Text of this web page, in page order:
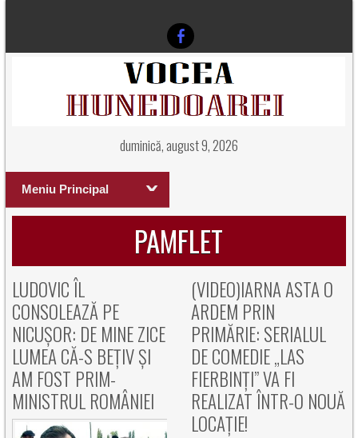
duminică, august 9, 2026
Meniu Principal
PAMFLET
LUDOVIC ÎL
CONSOLEAZĂ PE
NICUȘOR: DE MINE ZICE
LUMEA CĂ-S BEȚIV ȘI
AM FOST PRIM-
MINISTRUL ROMÂNIEI
(VIDEO)IARNA ASTA O
ARDEM PRIN
PRIMĂRIE: SERIALUL
DE COMEDIE „LAS
FIERBINȚI” VA FI
REALIZAT ÎNTR-O NOUĂ
LOCAȚIE!